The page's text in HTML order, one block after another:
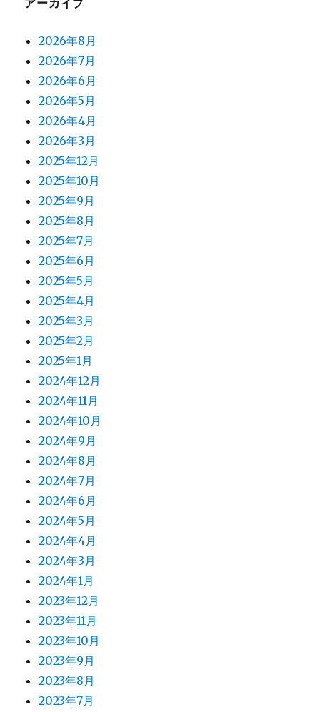
アーカイブ
2026年8月
2026年7月
2026年6月
2026年5月
2026年4月
2026年3月
2025年12月
2025年10月
2025年9月
2025年8月
2025年7月
2025年6月
2025年5月
2025年4月
2025年3月
2025年2月
2025年1月
2024年12月
2024年11月
2024年10月
2024年9月
2024年8月
2024年7月
2024年6月
2024年5月
2024年4月
2024年3月
2024年1月
2023年12月
2023年11月
2023年10月
2023年9月
2023年8月
2023年7月